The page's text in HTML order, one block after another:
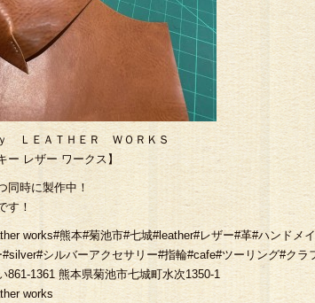
ＬＥＡＴＨＥＲ ＷＯＲＫＳ
ー レザー ワークス】
同時に製作中！
す！
works#熊本#菊池市#七城#leather#レザー#革#ハンドメ
シルバーアクセサリー#指輪#cafe#ツーリング#ク
861-1361 熊本県菊池市七城町水次1350-1
works